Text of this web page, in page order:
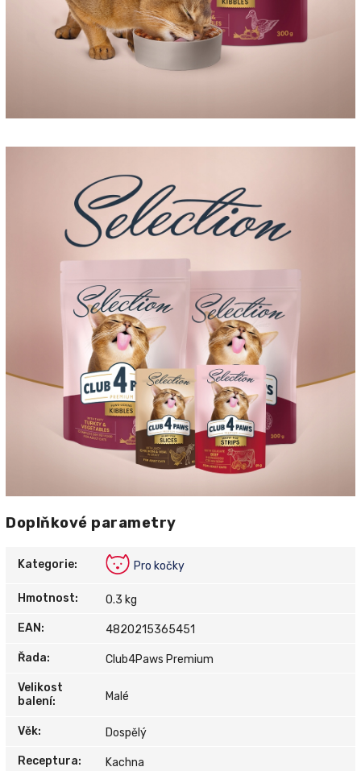
Doplňkové parametry
Kategorie: Pro kočky
Hmotnost: 0.3 kg
EAN : 4820215365451
Řada: Club4Paws Premium
Velikost
balení: Malé
Věk: Dospělý
Receptura: Kachna